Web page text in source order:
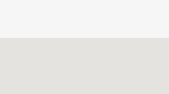
除所有需要維持該物件的課稅金和